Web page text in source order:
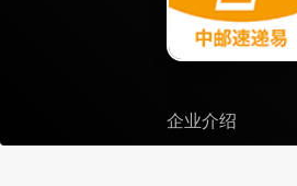
企业介绍